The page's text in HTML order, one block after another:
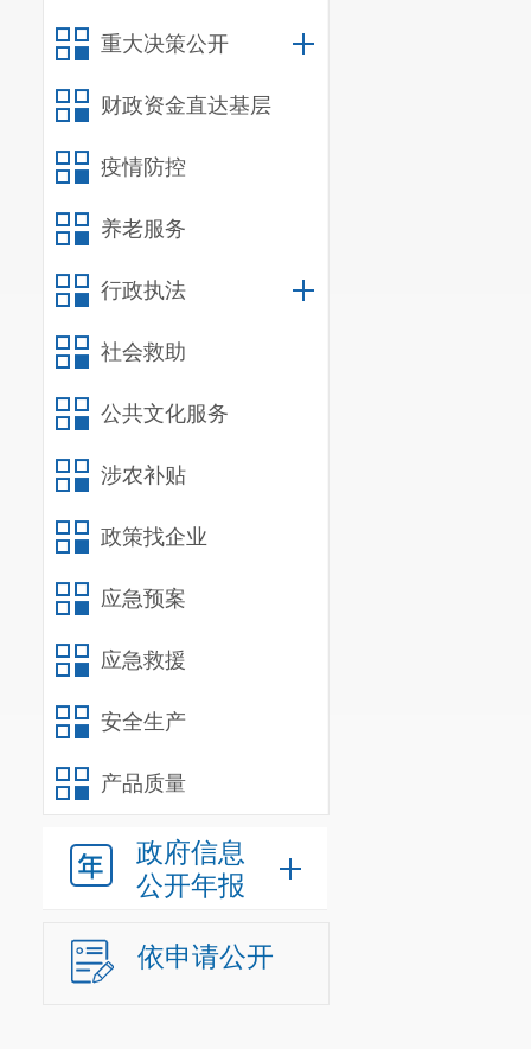
重大决策公开
财政资金直达基层
疫情防控
养老服务
行政执法
社会救助
公共文化服务
涉农补贴
政策找企业
应急预案
应急救援
安全生产
产品质量
政府信息
公开年报
依申请公开